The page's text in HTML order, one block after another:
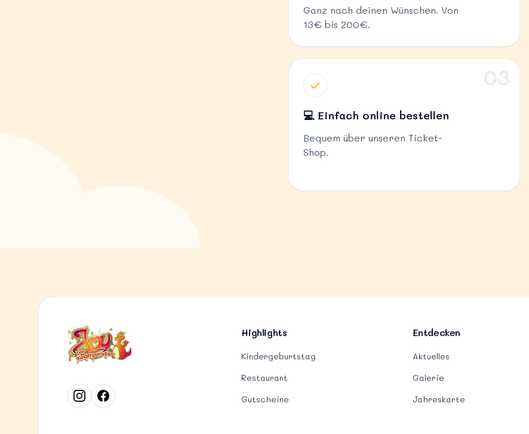
Ganz nach deinen Wünschen. Von
13€ bis 200€.
💻 Einfach online bestellen
Bequem über unseren Ticket-
Shop.
Highlights
Kindergeburtstag
Restaurant
Gutscheine
Entdecken
Aktuelles
Galerie
Jahreskarte